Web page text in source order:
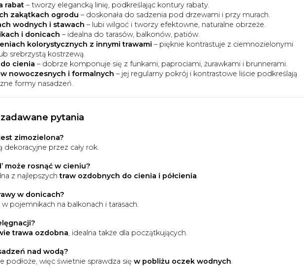
rabat – tworzy elegancką linię, podkreślając kontury rabaty.
zakątkach ogrodu – doskonała do sadzenia pod drzewami i przy murach.
wodnych i stawach – lubi wilgoć i tworzy efektowne, naturalne obrzeże.
i donicach – idealna do tarasów, balkonów, patiów.
kolorystycznych z innymi trawami – pięknie kontrastuje z ciemnozielonymi
srebrzystą kostrzewą.
cienia – dobrze komponuje się z funkami, paprociami, żurawkami i brunnerami.
nowoczesnych i formalnych – jej regularny pokrój i kontrastowe liście podkreślają
formy nasadzeń.
zadawane pytania
zimozielona?
dekoracyjne przez cały rok.
może rosnąć w cieniu?
z najlepszychtraw ozdobnych do cienia i półcienia.
w donicach?
pojemnikach na balkonach i tarasach.
trawa ozdobna, idealna także dla początkujących.
nad wodą?
podłoże, więc świetnie sprawdza się w pobliżu oczek wodnych.